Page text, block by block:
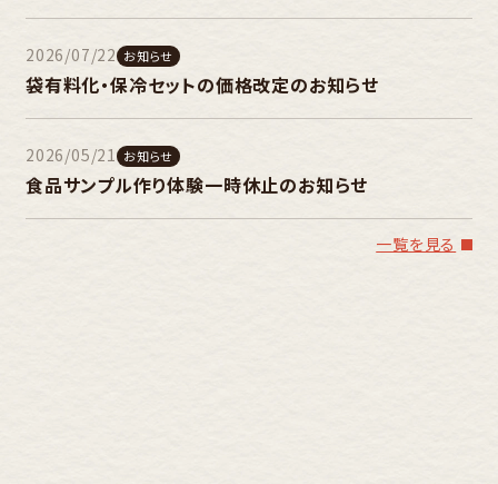
2026/07/22 お知らせ
袋有料化・保冷セットの価格改定のお知らせ
2026/05/21 お知らせ
食品サンプル作り体験一時休止のお知らせ
一覧を見る